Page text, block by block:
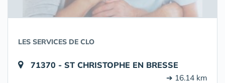
LES SERVICES DE CLO
71370 - ST CHRISTOPHE EN BRESSE
➔ 16.14 km